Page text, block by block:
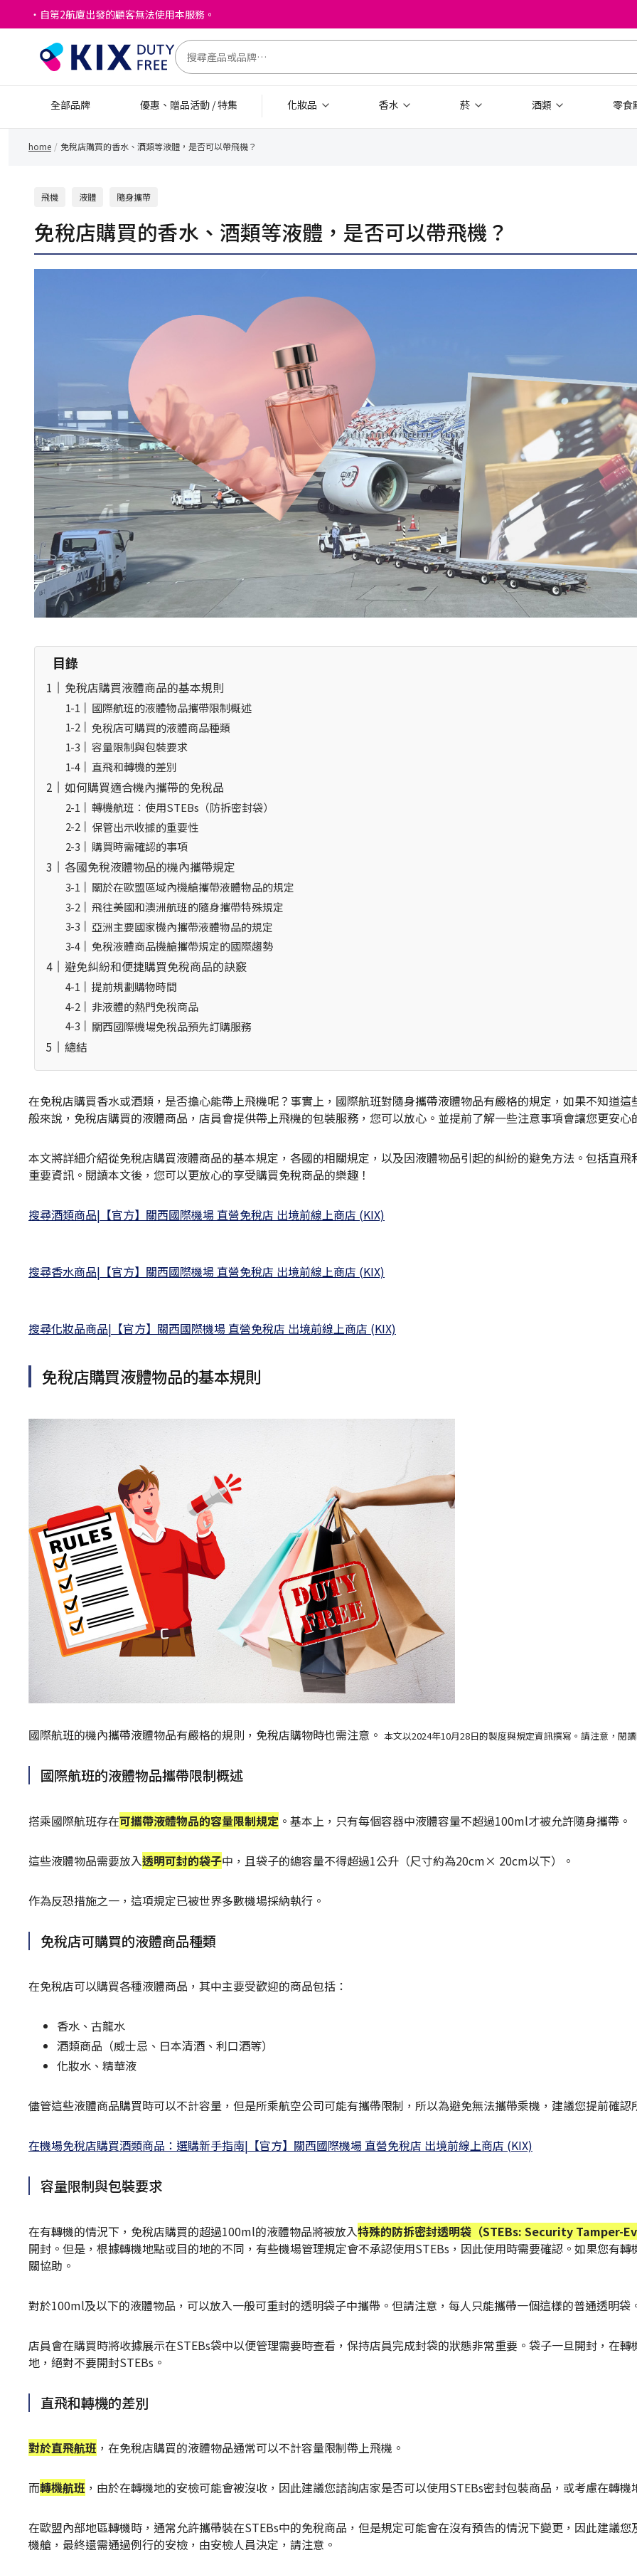
・自第2航廈出發的顧客無法使用本服務。
全部品牌 優惠、贈品活動 / 特集 化妝品 香水 菸 酒類 零食
home 免稅店購買的香水、酒類等液體，是否可以帶飛機？
飛機 液體 隨身攜帶
免稅店購買的香水、酒類等液體，是否可以帶飛機？
目錄
免稅店購買液體商品的基本規則
國際航班的液體物品攜帶限制概述
免稅店可購買的液體商品種類
容量限制與包裝要求
直飛和轉機的差別
如何購買適合機內攜帶的免稅品
轉機航班：使用STEBs（防拆密封袋）
保管出示收據的重要性
購買時需確認的事項
各國免稅液體物品的機內攜帶規定
關於在歐盟區域內機艙攜帶液體物品的規定
飛往美國和澳洲航班的隨身攜帶特殊規定
亞洲主要國家機內攜帶液體物品的規定
免稅液體商品機艙攜帶規定的國際趨勢
避免糾紛和便捷購買免稅商品的訣竅
提前規劃購物時間
非液體的熱門免稅商品
關西國際機場免稅品預先訂購服務
總結
在免稅店購買香水或酒類，是否擔心能帶上飛機呢？事實上，國際航班對隨身攜帶液體物品有嚴格的規定，如果不知道
般來說，免稅店購買的液體商品，店員會提供帶上飛機的包裝服務，您可以放心。並提前了解一些注意事項會讓您更安心
本文將詳細介紹從免稅店購買液體商品的基本規定，各國的相關規定，以及因液體物品引起的糾紛的避免方法。包括直
重要資訊。閱讀本文後，您可以更放心的享受購買免稅商品的樂趣！
搜尋酒類商品|【官方】關西國際機場 直營免稅店 出境前線上商店 (KIX)
搜尋香水商品|【官方】關西國際機場 直營免稅店 出境前線上商店 (KIX)
搜尋化妝品商品|【官方】關西國際機場 直營免稅店 出境前線上商店 (KIX)
免稅店購買液體物品的基本規則
國際航班的機內攜帶液體物品有嚴格的規則，免稅店購物時也需注意。 本文以2024年10月28日的製度與規定資訊撰寫。請注意，閱
國際航班的液體物品攜帶限制概述
搭乘國際航班存在可攜帶液體物品的容量限制規定 。基本上，只有每個容器中液體容量不超過100ml才被允許隨身攜帶。
這些液體物品需要放入透明可封的袋子中，且袋子的總容量不得超過1公升（尺寸約為20cm× 20cm以下）。
作為反恐措施之一，這項規定已被世界多數機場採納執行。
免稅店可購買的液體商品種類
在免稅店可以購買各種液體商品，其中主要受歡迎的商品包括：
香水、古龍水
酒類商品（威士忌、日本清酒、利口酒等）
化妝水、精華液
儘管這些液體商品購買時可以不計容量，但是所乘航空公司可能有攜帶限制，所以為避免無法攜帶乘機，建議您提前確認
在機場免稅店購買酒類商品：選購新手指南|【官方】關西國際機場 直營免稅店 出境前線上商店 (KIX)
容量限制與包裝要求
在有轉機的情況下，免稅店購買的超過100ml的液體物品將被放入特殊的防拆密封透明袋（STEBs: Security Tamper-
開封。但是，根據轉機地點或目的地的不同，有些機場管理規定會不承認使用STEBs，因此使用時需要確認。如果您有
關協助。
對於100ml及以下的液體物品，可以放入一般可重封的透明袋子中攜帶。但請注意，每人只能攜帶一個這樣的普通透明袋
店員會在購買時將收據展示在STEBs袋中以便管理需要時查看，保持店員完成封袋的狀態非常重要。袋子一旦開封，在
地，絕對不要開封STEBs。
直飛和轉機的差別
對於直飛航班 ，在免稅店購買的液體物品通常可以不計容量限制帶上飛機。
而轉機航班 ，由於在轉機地的安檢可能會被沒收，因此建議您諮詢店家是否可以使用STEBs密封包裝商品，或考慮在轉機
在歐盟內部地區轉機時，通常允許攜帶裝在STEBs中的免稅商品，但是規定可能會在沒有預告的情況下變更，因此建議
機艙，最終還需通過例行的安檢，由安檢人員決定，請注意。